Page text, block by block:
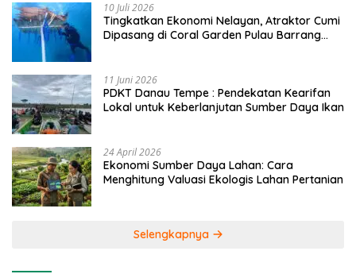
10 Juli 2026
Tingkatkan Ekonomi Nelayan, Atraktor Cumi
Dipasang di Coral Garden Pulau Barrang
11 Juni 2026
PDKT Danau Tempe : Pendekatan Kearifan
Lokal untuk Keberlanjutan Sumber Daya Ikan
24 April 2026
Ekonomi Sumber Daya Lahan: Cara
Menghitung Valuasi Ekologis Lahan Pertanian
Selengkapnya